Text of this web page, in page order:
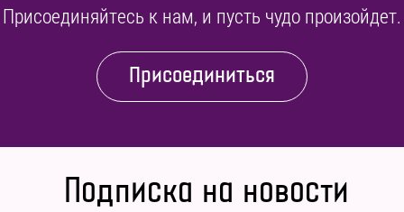
Присоединяйтесь к нам, и пусть чудо произойдет.
Присоединиться
Подписка на новости